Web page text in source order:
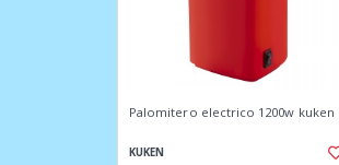
Palomitero electrico 1200w kuken
KUKEN